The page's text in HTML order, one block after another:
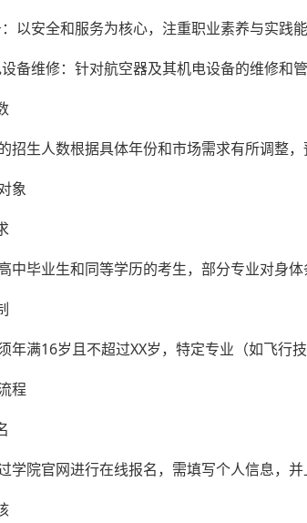
以安全和服务为核心，注重职业素养与实践能
备维修：针对航空器及其机电设备的维修和管
招生人数根据具体年份和市场需求有所调整，
象
中毕业生和同等学历的考生，部分专业对身体
年满16岁且不超过XX岁，特定专业（如飞行
程
学院官网进行在线报名，需填写个人信息，并